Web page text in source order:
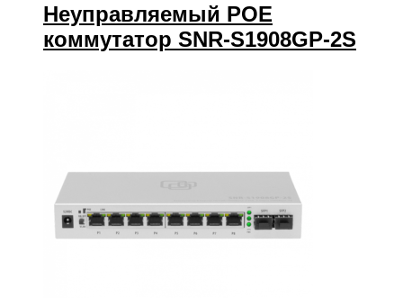
Неуправляемый POE
коммутатор SNR-S1908GP-2S